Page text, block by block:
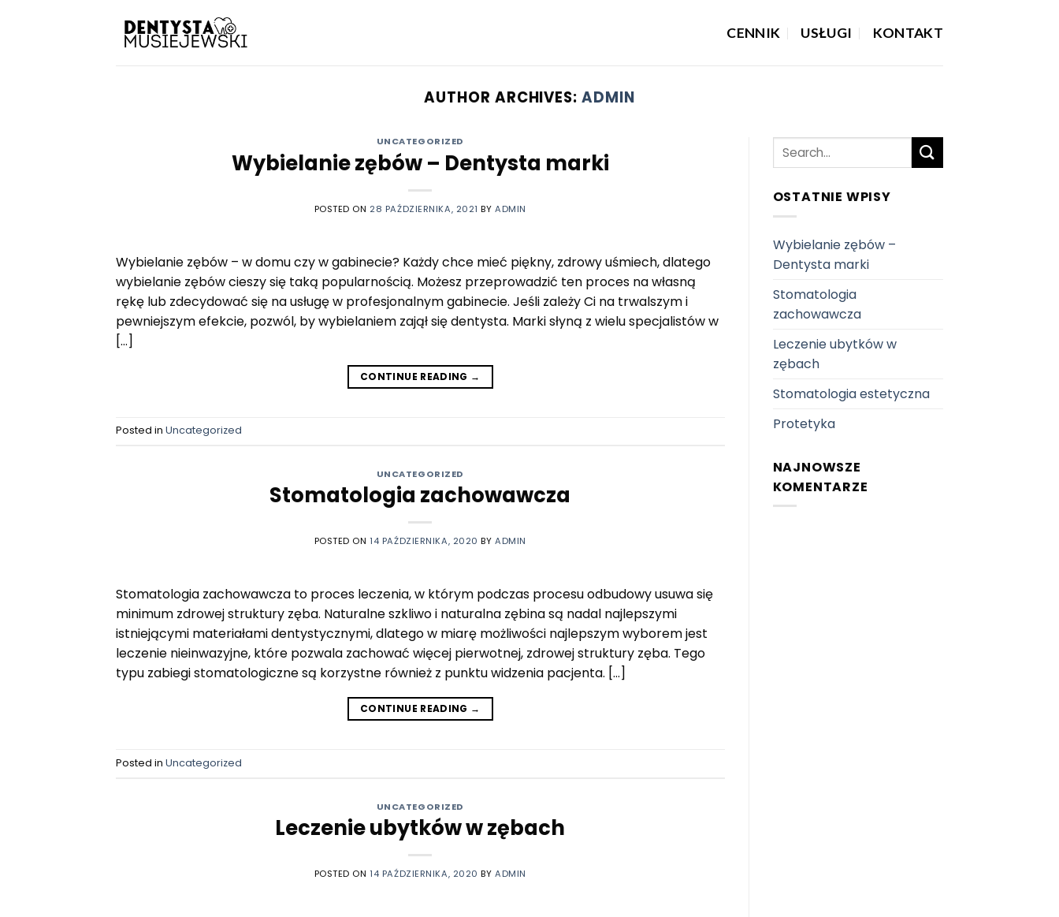
CENNIK USŁUGI KONTAKT
AUTHOR ARCHIVES:ADMIN
UNCATEGORIZED
Wybielanie zębów – Dentysta marki
POSTED ON 28 PAŹDZIERNIKA, 2021 BYADMIN
Wybielanie zębów – w domu czy w gabinecie? Każdy chce mieć piękny, zdrowy uśmiech, dlatego
wybielanie zębów cieszy się taką popularnością. Możesz przeprowadzić ten proces na własną
rękę lub zdecydować się na usługę w profesjonalnym gabinecie. Jeśli zależy Ci na trwalszym i
pewniejszym efekcie, pozwól, by wybielaniem zajął się dentysta. Marki słyną z wielu specjalistów w
[…]
CONTINUE READING →
Posted in Uncategorized
UNCATEGORIZED
Stomatologia zachowawcza
POSTED ON14 PAŹDZIERNIKA, 2020 BYADMIN
Stomatologia zachowawcza to proces leczenia, w którym podczas procesu odbudowy usuwa się
minimum zdrowej struktury zęba. Naturalne szkliwo i naturalna zębina są nadal najlepszymi
istniejącymi materiałami dentystycznymi, dlatego w miarę możliwości najlepszym wyborem jest
leczenie nieinwazyjne, które pozwala zachować więcej pierwotnej, zdrowej struktury zęba. Tego
typu zabiegi stomatologiczne są korzystne również z punktu widzenia pacjenta. […]
CONTINUE READING →
Posted in Uncategorized
UNCATEGORIZED
Leczenie ubytków w zębach
POSTED ON14 PAŹDZIERNIKA, 2020 BYADMIN
OSTATNIE WPISY
Wybielanie zębów –
Dentysta marki
Stomatologia
zachowawcza
Leczenie ubytków w
zębach
Stomatologia estetyczna
Protetyka
NAJNOWSZE
KOMENTARZE